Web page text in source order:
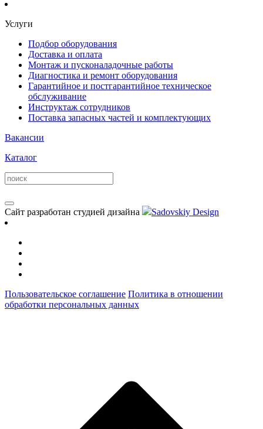
Услуги
Подбор оборудования
Доставка и оплата
Монтаж и пусконаладочные работы
Диагностика и ремонт оборудования
Гарантийное и постгарантийное техническое
обслуживание
Инструктаж сотрудников
Поставка запасных частей и комплектующих
Вакансии
Каталог
Сайт разработан студией дизайна Sadovskiy Design
Пользовательское соглашение Политика в отношении
обработки персональных данных